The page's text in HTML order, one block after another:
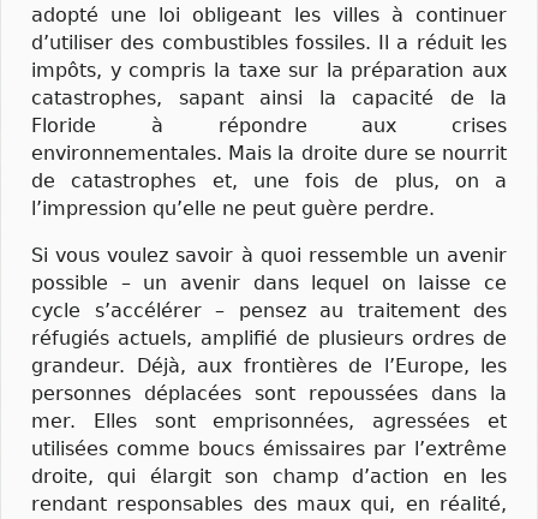
adopté une loi obligeant les villes à continuer
d’utiliser des combustibles fossiles. Il a réduit les
impôts, y compris la taxe sur la préparation aux
catastrophes, sapant ainsi la capacité de la
Floride à répondre aux crises
environnementales. Mais la droite dure se nourrit
de catastrophes et, une fois de plus, on a
l’impression qu’elle ne peut guère perdre.
Si vous voulez savoir à quoi ressemble un avenir
possible – un avenir dans lequel on laisse ce
cycle s’accélérer – pensez au traitement des
réfugiés actuels, amplifié de plusieurs ordres de
grandeur. Déjà, aux frontières de l’Europe, les
personnes déplacées sont repoussées dans la
mer. Elles sont emprisonnées, agressées et
utilisées comme boucs émissaires par l’extrême
droite, qui élargit son champ d’action en les
rendant responsables des maux qui, en réalité,